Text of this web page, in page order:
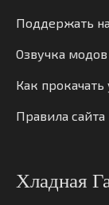
Поддержать
Озвучка модов
Как прокачать
Правила сайта
Хладная